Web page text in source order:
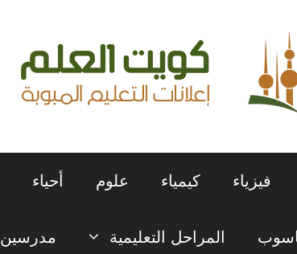
فيزياء كيمياء علوم أحياء
المراحل التعليمية مدرسين